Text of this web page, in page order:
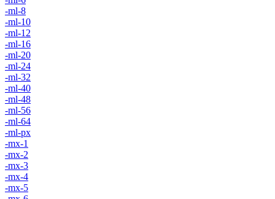
-ml-8
-ml-10
-ml-12
-ml-16
-ml-20
-ml-24
-ml-32
-ml-40
-ml-48
-ml-56
-ml-64
-ml-px
-mx-1
-mx-2
-mx-3
-mx-4
-mx-5